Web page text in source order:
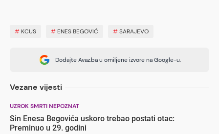
# KCUS # ENES BEGOVIĆ #SARAJEVO
Dodajte Avaz.ba u omiljene izvore na Google-u.
Vezane vijesti
UZROK SMRTI NEPOZNAT
Sin Enesa Begovića uskoro trebao postati otac:
Preminuo u 29. godini